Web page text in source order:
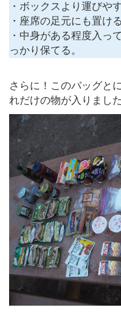
・ボックスより運びやす
・座席の足元にも置ける
・中身がある程度入っ
っかり保てる。
さらに！このバッグと
れだけの物が入りまし